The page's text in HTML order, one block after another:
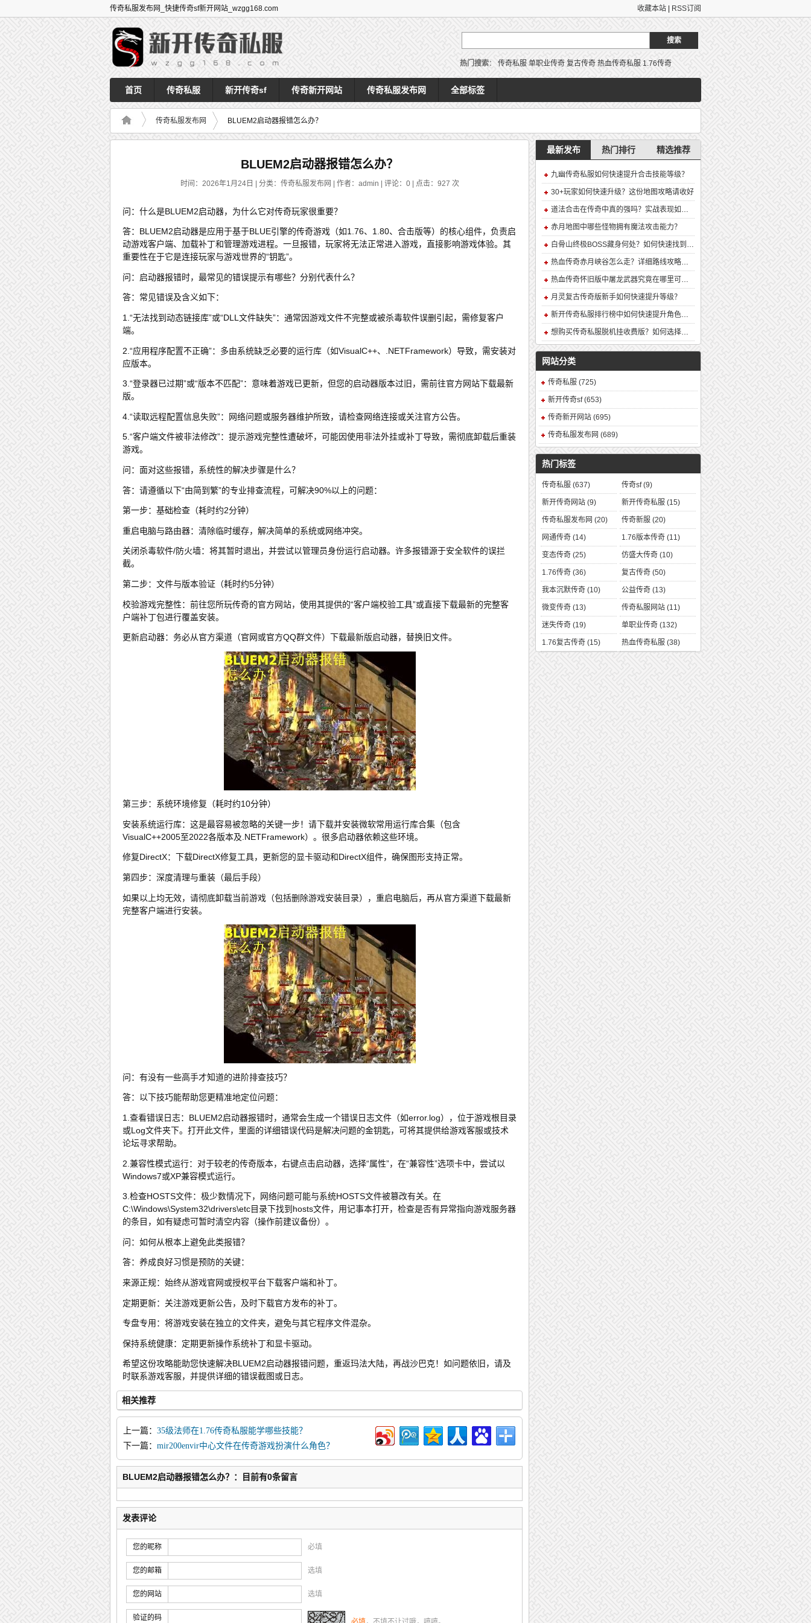
收藏本站 RSS订阅
传奇私服发布网_快捷传奇sf新开网站_wzgg168.com
热门搜索： 传奇私服 单职业传奇 复古传奇 热血传奇私服 1.76传奇
首页 传奇私服 新开传奇sf 传奇新开网站 传奇私服发布网 全部标签
传奇私服发布网 BLUEM2启动器报错怎么办？
BLUEM2启动器报错怎么办？
时间：2026年1月24日 | 分类：传奇私服发布网 | 作者：admin | 评论：0 | 点击： 927 次
问：什么是BLUEM2启动器，为什么它对传奇玩家很重要？
答：BLUEM2启动器是应用于基于BLUE引擎的传奇游戏（如1.76、1.80、合击版等）的核心组件，负责启
动游戏客户端、加载补丁和管理游戏进程。一旦报错，玩家将无法正常进入游戏，直接影响游戏体验。其
重要性在于它是连接玩家与游戏世界的“钥匙”。
问：启动器报错时，最常见的错误提示有哪些？分别代表什么？
答：常见错误及含义如下：
1.“无法找到动态链接库”或“DLL文件缺失”：通常因游戏文件不完整或被杀毒软件误删引起，需修复客户
端。
2.“应用程序配置不正确”：多由系统缺乏必要的运行库（如VisualC++、.NETFramework）导致，需安装对
应版本。
3.“登录器已过期”或“版本不匹配”：意味着游戏已更新，但您的启动器版本过旧，需前往官方网站下载最新
版。
4.“读取远程配置信息失败”：网络问题或服务器维护所致，请检查网络连接或关注官方公告。
5.“客户端文件被非法修改”：提示游戏完整性遭破坏，可能因使用非法外挂或补丁导致，需彻底卸载后重装
游戏。
问：面对这些报错，系统性的解决步骤是什么？
答：请遵循以下“由简到繁”的专业排查流程，可解决90%以上的问题：
第一步：基础检查（耗时约2分钟）
重启电脑与路由器：清除临时缓存，解决简单的系统或网络冲突。
关闭杀毒软件/防火墙：将其暂时退出，并尝试以管理员身份运行启动器。许多报错源于安全软件的误拦
截。
第二步：文件与版本验证（耗时约5分钟）
校验游戏完整性：前往您所玩传奇的官方网站，使用其提供的“客户端校验工具”或直接下载最新的完整客
户端补丁包进行覆盖安装。
更新启动器：务必从官方渠道（官网或官方QQ群文件）下载最新版启动器，替换旧文件。
第三步：系统环境修复（耗时约10分钟）
安装系统运行库：这是最容易被忽略的关键一步！请下载并安装微软常用运行库合集（包含
VisualC++2005至2022各版本及.NETFramework）。很多启动器依赖这些环境。
修复DirectX：下载DirectX修复工具，更新您的显卡驱动和DirectX组件，确保图形支持正常。
第四步：深度清理与重装（最后手段）
如果以上均无效，请彻底卸载当前游戏（包括删除游戏安装目录），重启电脑后，再从官方渠道下载最新
完整客户端进行安装。
问：有没有一些高手才知道的进阶排查技巧？
答：以下技巧能帮助您更精准地定位问题：
1.查看错误日志：BLUEM2启动器报错时，通常会生成一个错误日志文件（如error.log），位于游戏根目录
或Log文件夹下。打开此文件，里面的详细错误代码是解决问题的金钥匙，可将其提供给游戏客服或技术
论坛寻求帮助。
2.兼容性模式运行：对于较老的传奇版本，右键点击启动器，选择“属性”，在“兼容性”选项卡中，尝试以
Windows7或XP兼容模式运行。
3.检查HOSTS文件：极少数情况下，网络问题可能与系统HOSTS文件被篡改有关。在
C:\Windows\System32\drivers\etc目录下找到hosts文件，用记事本打开，检查是否有异常指向游戏服务器
的条目，如有疑虑可暂时清空内容（操作前建议备份）。
问：如何从根本上避免此类报错？
答：养成良好习惯是预防的关键：
来源正规：始终从游戏官网或授权平台下载客户端和补丁。
定期更新：关注游戏更新公告，及时下载官方发布的补丁。
专盘专用：将游戏安装在独立的文件夹，避免与其它程序文件混杂。
保持系统健康：定期更新操作系统补丁和显卡驱动。
希望这份攻略能助您快速解决BLUEM2启动器报错问题，重返玛法大陆，再战沙巴克！如问题依旧，请及
时联系游戏客服，并提供详细的错误截图或日志。
相关推荐
上一篇： 35级法师在1.76传奇私服能学哪些技能？
下一篇： mir200envir中心文件在传奇游戏扮演什么角色？
BLUEM2启动器报错怎么办？：目前有0条留言
发表评论
您的昵称 必填
您的邮箱 选填
您的网站 选填
验证的码
最新发布 热门排行 精选推荐
九幽传奇私服如何快速提升合击技能等级？
30+玩家如何快速升级？这份地图攻略请收好
道法合击在传奇中真的强吗？实战表现如何？
赤月地图中哪些怪物拥有魔法攻击能力？
白骨山终极BOSS藏身何处？如何快速找到并击败它？
热血传奇赤月峡谷怎么走？详细路线攻略解析
热血传奇怀旧版中屠龙武器究竟在哪里可以合成？
月灵复古传奇版新手如何快速提升等级？
新开传奇私服排行榜中如何快速提升角色战力？
想购买传奇私服脱机挂收费版？如何选择安全可靠的版本？
网站分类
传奇私服 (725)
新开传奇sf(653)
传奇新开网站 (695)
传奇私服发布网 (689)
热门标签
传奇私服 (637) 传奇sf(9)
新开传奇网站 (9) 新开传奇私服(15)
传奇私服发布网 (20) 传奇新服(20)
网通传奇 (14) 1.76版本传奇(11)
变态传奇 (25) 仿盛大传奇(10)
1.76传奇 (36) 复古传奇(50)
我本沉默传奇 (10) 公益传奇(13)
微变传奇 (13) 传奇私服网站(11)
迷失传奇 (19) 单职业传奇(132)
1.76复古传奇 (15) 热血传奇私服(38)